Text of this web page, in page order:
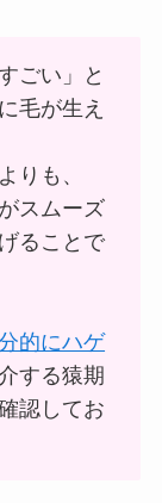
ごい」と
毛が生え
りも、
スムーズ
ることで
的にハゲ
する猿期
認してお